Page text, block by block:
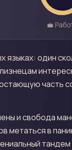
💼
языках: один
часть
и свобода
метаться в
тандем